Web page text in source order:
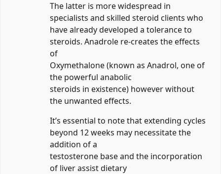
The latter is more widespread in
specialists and skilled steroid clients who
have already developed a tolerance to
steroids. Anadrole re-creates the effects
of
Oxymethalone (known as Anadrol, one of
the powerful anabolic
steroids in existence) however without
the unwanted effects.
It’s essential to note that extending cycles
beyond 12 weeks may necessitate the
addition of a
testosterone base and the incorporation
of liver assist dietary